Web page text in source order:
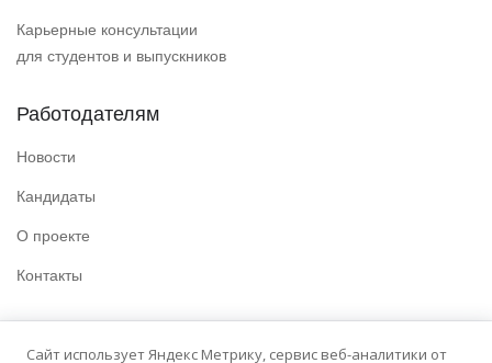
Карьерные консультации
для студентов и выпускников
Работодателям
Новости
Кандидаты
О проекте
Контакты
Сайт использует Яндекс Метрику, сервис веб-аналитики от